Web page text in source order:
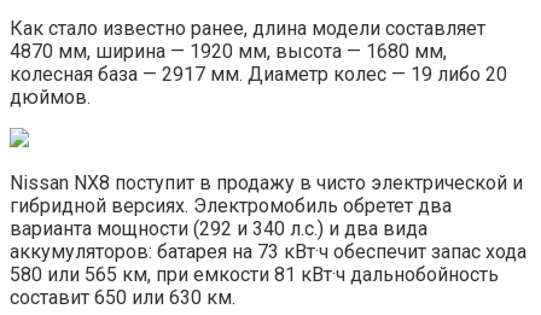
Как стало известно ранее, длина модели составляет
4870 мм, ширина — 1920 мм, высота — 1680 мм,
колесная база — 2917 мм. Диаметр колес — 19 либо 20
дюймов.
Nissan NX8 поступит в продажу в чисто электрической и
гибридной версиях. Электромобиль обретет два
варианта мощности (292 и 340 л.с.) и два вида
аккумуляторов: батарея на 73 кВт·ч обеспечит запас хода
580 или 565 км, при емкости 81 кВт·ч дальнобойность
составит 650 или 630 км.